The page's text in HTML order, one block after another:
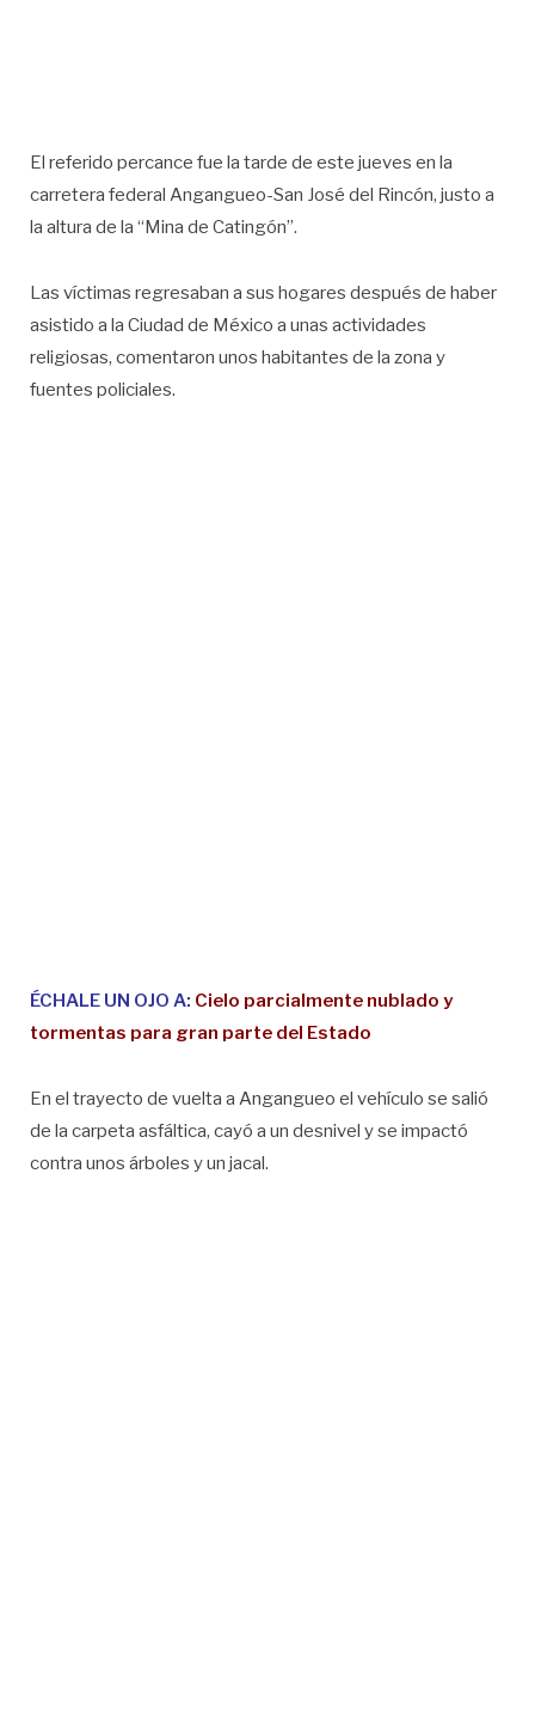
El referido percance fue la tarde de este jueves en la
carretera federal Angangueo-San José del Rincón, justo a
la altura de la “Mina de Catingón”.
Las víctimas regresaban a sus hogares después de haber
asistido a la Ciudad de México a unas actividades
religiosas, comentaron unos habitantes de la zona y
fuentes policiales.
ÉCHALE UN OJO A: Cielo parcialmente nublado y
tormentas para gran parte del Estado
En el trayecto de vuelta a Angangueo el vehículo se salió
de la carpeta asfáltica, cayó a un desnivel y se impactó
contra unos árboles y un jacal.